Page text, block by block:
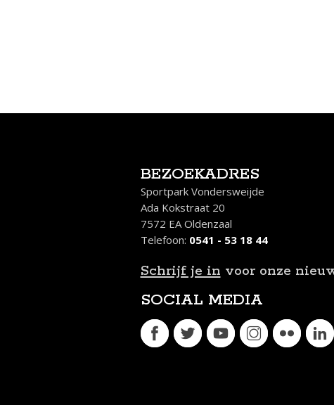
BEZOEKADRES
Sportpark Vondersweijde
Ada Kokstraat 20
7572 EA Oldenzaal
Telefoon: 0541 - 53 18 44
Schrijf je in voor onze
SOCIAL MEDIA